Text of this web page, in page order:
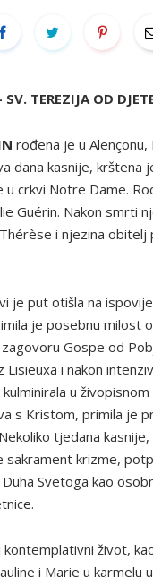
TEREZIJA OD
rođena je u Alençonu,
dana kasnije, krštena
u crkvi Notre Dame.
Guérin. Nakon smrti
i njezina obitelj
je put otišla na
je posebnu milost
Gospe od
Lisieuxa i nakon
u
s Kristom, primila je
tjedana
sakrament krizme,
Svetoga kao
život,
i Marie u karmelu